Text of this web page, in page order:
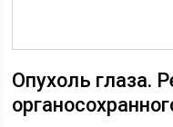
Опухоль глаза.